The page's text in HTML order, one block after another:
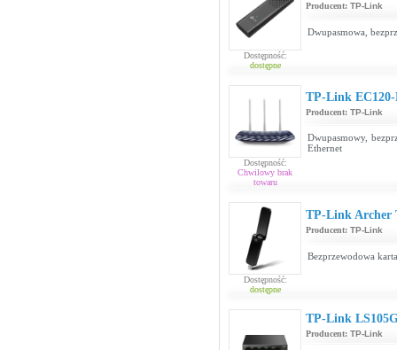
Dostępność:
dostępne
Producent: TP-Link
Dwupasmowa,
Dostępność:
Chwilowy brak
towaru
TP-Link EC120-
Producent: TP-Link
Dwupasmowy,
Ethernet
Dostępność:
dostępne
TP-Link Archer
Producent: TP-Link
Bezprzewodowa
TP-Link
Producent: TP-Link